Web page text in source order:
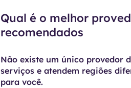
Qual é o melhor
recomendados
Não existe um único provedor
serviços e atendem regiões
para você.